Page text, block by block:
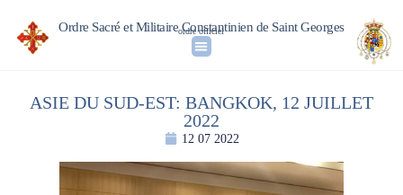
Ordre Sacré et Militaire Constantinien de Saint Georges
ordre officiel
ASIE DU SUD-EST: BANGKOK, 12 JUILLET
2022
12 07 2022